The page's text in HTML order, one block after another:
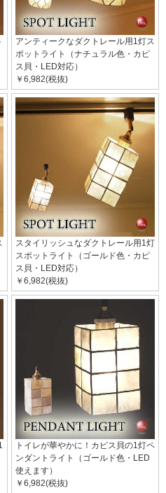
アンティークなダクトレール用1灯ス
ポットライト（ナチュラル色・カピ
ス貝・LED対応）
￥6,982(税抜)
スタイリッシュなダクトレール用1灯
スポットライト（ゴールド色・カピ
ス貝・LED対応）
￥6,982(税抜)
トイレが華やかに！カピス貝の1灯ペ
ンダントライト（ゴールド色・LED
使えます）
￥6,982(税抜)